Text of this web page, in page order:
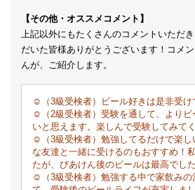
【その他・オススメコメント】
上記以外にもたくさんのコメントいただ
だいた皆様ありがとうございます！コメ
んが、ご紹介します。
☺（3級受検者）ビール好きは是非受け
☺（2級受検者）受験を通して、よりビ
いと思えます。楽しんで受験してみてく
☺（3級受検者）勉強してるだけで楽し
な友達と一緒に受けるのもおすすめ！
たが、びあけん後のビールは最高でした
☺（3級受検者）勉強する中で家飲みの